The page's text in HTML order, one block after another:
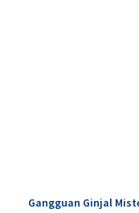
Gangguan Ginjal